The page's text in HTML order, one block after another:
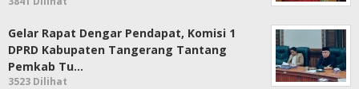
Gelar Rapat Dengar Pendapat, Komisi 1
DPRD Kabupaten Tangerang Tantang
Pemkab Tu…
3523 Dilihat